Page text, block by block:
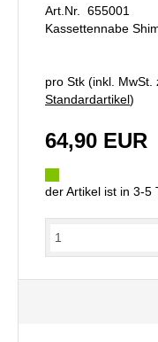
Art.Nr. 655001
Kassettennabe
pro Stk (inkl. MwSt.
Standardartikel)
64,90 EUR
der Artikel ist in 3-5